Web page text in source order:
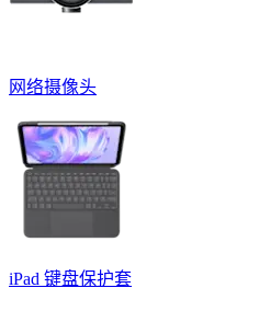
网络摄像头
iPad 键盘保护套